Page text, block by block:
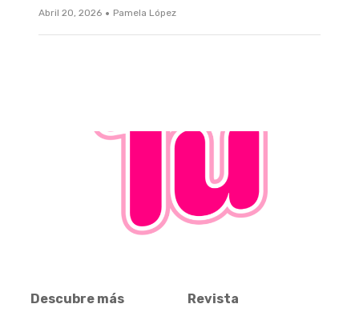
Abril 20, 2026 · Pamela López
Descubre más
Revista